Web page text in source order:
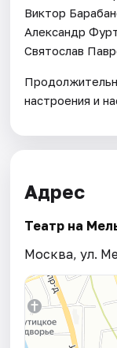
Виктор
Александр
Святослав
настроения и
Адрес
Театр на
Москва, ул.